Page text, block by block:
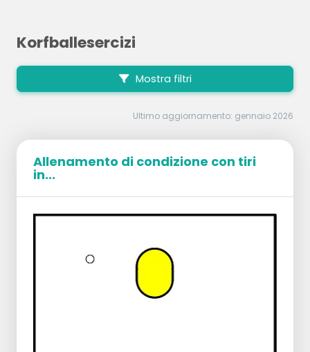
Korfballesercizi
Mostra filtri
Ultimo aggiornamento: gennaio 2026
Allenamento di condizione con tiri
in...